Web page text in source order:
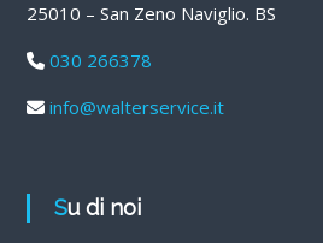
25010 – San Zeno Naviglio. BS
030 266378
info@walterservice.it
Su di noi